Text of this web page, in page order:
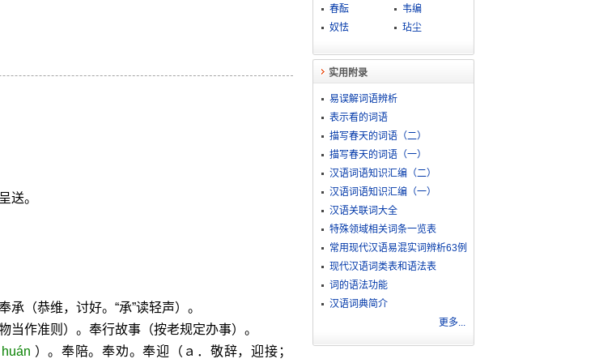
送。
（恭维，讨好。“承”读轻声）。
作准则）。奉行故事（按老规定办事）。
huán ）。奉陪。奉劝。奉迎（ａ．敬辞，迎接；
春酝
韦编
奴怯
玷尘
实用附录
易误解词语辨析
表示看的词语
描写春天的词语（二）
描写春天的词语（一）
汉语词语知识汇编（二）
汉语词语知识汇编（一）
汉语关联词大全
特殊领域相关词条一览表
常用现代汉语易混实词辨析63例
现代汉语词类表和语法表
词的语法功能
汉语词典简介
更多...